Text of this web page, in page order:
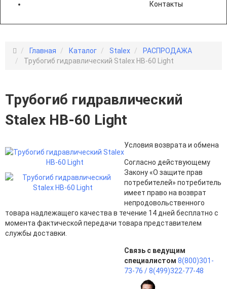
Контакты
Главная Каталог Stalex
РАСПРОДАЖА
Трубогиб гидравлический Stalex HB-60 Light
Трубогиб гидравлический
Stalex HB-60 Light
Условия возврата и обмена
Согласно действующему
Закону «О защите прав
потребителей» потребитель
имеет право на возврат
непродовольственного
товара надлежащего качества в течение 14 дней бесплатно с
момента фактической передачи товара представителем
службы доставки.
Связь с ведущим
специалистом 8(800)301-
73-76 /8(499)322-77-48